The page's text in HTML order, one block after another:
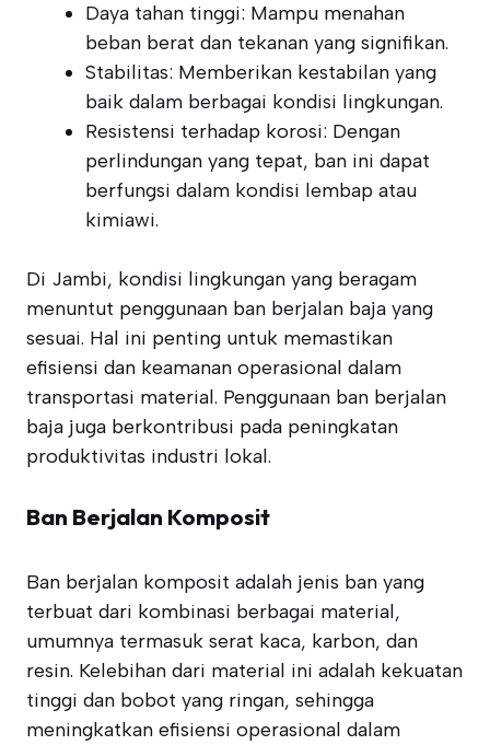
Daya tahan tinggi: Mampu menahan
beban berat dan tekanan yang signifikan.
Stabilitas: Memberikan kestabilan yang
baik dalam berbagai kondisi lingkungan.
Resistensi terhadap korosi: Dengan
perlindungan yang tepat, ban ini dapat
berfungsi dalam kondisi lembap atau
kimiawi.
Di Jambi, kondisi lingkungan yang beragam
menuntut penggunaan ban berjalan baja yang
sesuai. Hal ini penting untuk memastikan
efisiensi dan keamanan operasional dalam
transportasi material. Penggunaan ban berjalan
baja juga berkontribusi pada peningkatan
produktivitas industri lokal.
Ban Berjalan Komposit
Ban berjalan komposit adalah jenis ban yang
terbuat dari kombinasi berbagai material,
umumnya termasuk serat kaca, karbon, dan
resin. Kelebihan dari material ini adalah kekuatan
tinggi dan bobot yang ringan, sehingga
meningkatkan efisiensi operasional dalam